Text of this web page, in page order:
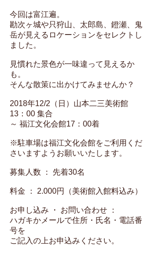
今回は富江遍。
勘次ヶ城や只狩山、太郎島、鐙瀬、鬼
岳が見えるロケーションをセレクトし
ました。
見慣れた景色が一味違って見えるか
も。
そんな散策に出かけてみませんか？
2018年12/2（日）山本二三美術館
13：00 集合
～ 福江文化会館17：00着
※駐車場は福江文化会館をご利用くだ
さいますようお願いいたします。
募集人数 ： 先着30名
料金 ： 2.000円（美術館入館料込み）
お申し込み ・ お問い合わせ ：
ハガキかメールで住所・氏名・電話番
号を
ご記入の上お申込みください。